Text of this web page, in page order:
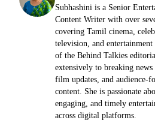
Subhashini is a Senior
Content Writer with over
covering Tamil cinema,
television, and
of the Behind Talkies
extensively to breaking news
film updates, and audience-
content. She is passionate
engaging, and timely
across digital platforms.